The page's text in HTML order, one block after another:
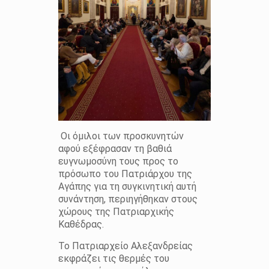
Οι όμιλοι των προσκυνητών
αφού εξέφρασαν τη βαθιά
ευγνωμοσύνη τους προς το
πρόσωπο του Πατριάρχου της
Αγάπης για τη συγκινητική αυτή
συνάντηση, περιηγήθηκαν στους
χώρους της Πατριαρχικής
Καθέδρας.
Το Πατριαρχείο Αλεξανδρείας
εκφράζει τις θερμές του